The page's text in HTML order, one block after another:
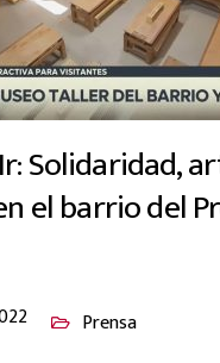
Solidaridad,
el barrio del
Prensa